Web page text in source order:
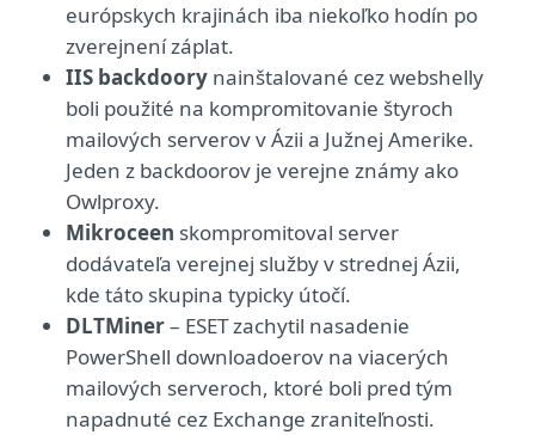
európskych krajinách iba niekoľko hodín po
zverejnení záplat.
IIS backdoory nainštalované cez webshelly
boli použité na kompromitovanie štyroch
mailových serverov v Ázii a Južnej Amerike.
Jeden z backdoorov je verejne známy ako
Owlproxy.
Mikroceen skompromitoval server
dodávateľa verejnej služby v strednej Ázii,
kde táto skupina typicky útočí.
DLTMiner– ESET zachytil nasadenie
PowerShell downloadoerov na viacerých
mailových serveroch, ktoré boli pred tým
napadnuté cez Exchange zraniteľnosti.